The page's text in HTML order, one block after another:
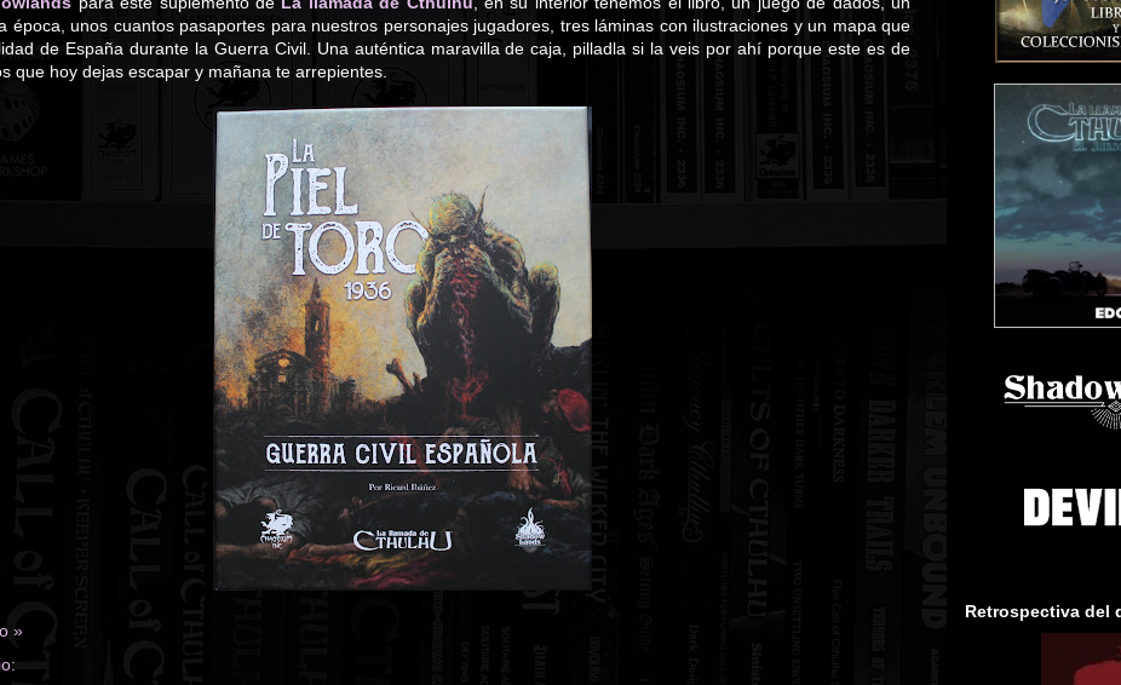
época, unos cuantos pasaportes para nuestros personajes jugadores, tres láminas con ilustraciones y un mapa que
de España durante la Guerra Civil. Una auténtica maravilla de caja, pilladla si la veis por ahí porque este es de
que hoy dejas escapar y mañana te arrepientes.
»
Retrospectiva del